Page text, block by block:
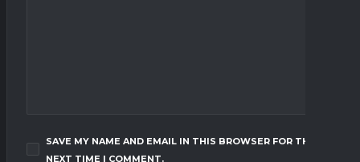
SAVE MY NAME AND EMAIL IN THIS BROWSER FOR THE
NEXT TIME I COMMENT.